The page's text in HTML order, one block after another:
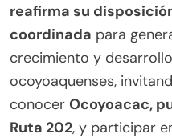
reafirma su
coordinada para
crecimiento y
ocoyoaquenses,
conocer Ocoyoacac,
Ruta 202, y participar